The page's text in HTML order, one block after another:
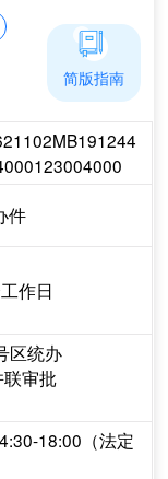
件
作日
区统办
审批
18:00（法定
简版指南